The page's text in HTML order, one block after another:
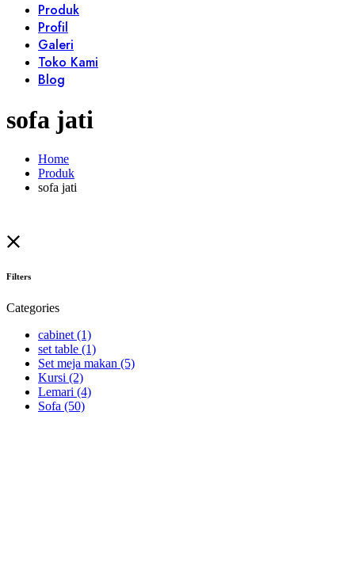
Produk
Profil
Galeri
Toko Kami
Blog
sofa jati
Home
Produk
sofa jati
Filters
Categories
cabinet (1)
set table (1)
Set meja makan (5)
Kursi (2)
Lemari (4)
Sofa (50)